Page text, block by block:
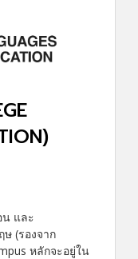
น และ
(รองจาก
หลักจะอยู่ใน